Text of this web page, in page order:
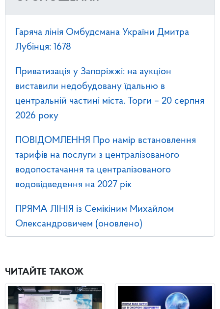
Гаряча лінія Омбудсмана України Дмитра
Лубінця: 1678
Приватизація у Запоріжжі: на аукціон
виставили недобудовану їдальню в
центральній частині міста. Торги – 20 серпня
2026 року
ПОВІДОМЛЕННЯ Про намір встановлення
тарифів на послуги з централізованого
водопостачання та централізованого
водовідведення на 2027 рік
ПРЯМА ЛІНІЯ із Семікіним Михайлом
Олександровичем (оновлено)
ЧИТАЙТЕ ТАКОЖ